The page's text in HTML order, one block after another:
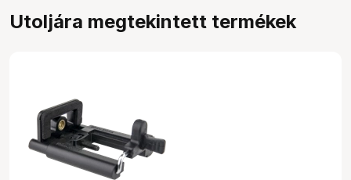
Utoljára megtekintett termékek